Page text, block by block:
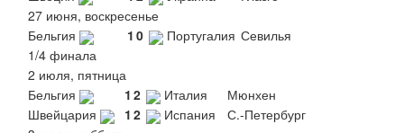
27 июня, воскресенье
Бельгия
1 0 Португалия Севилья
1/4 финала
2 июля, пятница
Бельгия
1 2 Италия
Мюнхен
Швейцария
1 2 Испания
С.-Петербург